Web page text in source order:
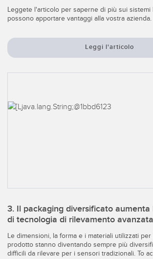
Leggete l'articolo per saperne di più sui sistemi
possono apportare vantaggi alla vostra azienda.
Leggi l'articolo
3. Il packaging diversificato aumenta
di tecnologia di rilevamento avanzata
Le dimensioni, la forma e i materiali utilizzati
prodotto stanno diventando sempre più
difficili da rilevare per i sensori tradizionali. To